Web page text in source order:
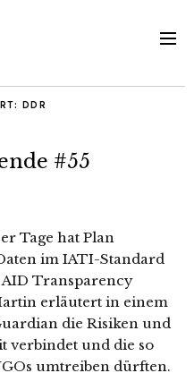
DDR
#55
Tage hat Plan
im IATI-Standard
Transparency
erläutert in einem
die Risiken und
verbindet und die so
umtreiben dürften.